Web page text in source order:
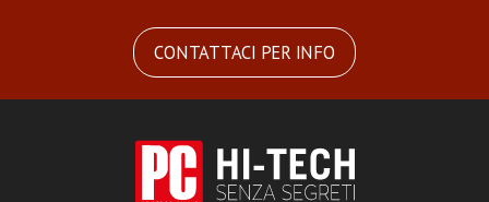
CONTATTACI PER INFO